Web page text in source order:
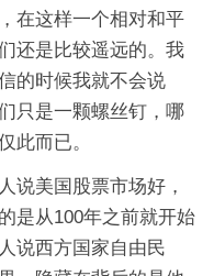
在这样一个相对和平
还是比较遥远的。我
的时候我就不会说
只是一颗螺丝钉，哪
此而已。
说美国股票市场好，
是从100年之前就开始
说西方国家自由民